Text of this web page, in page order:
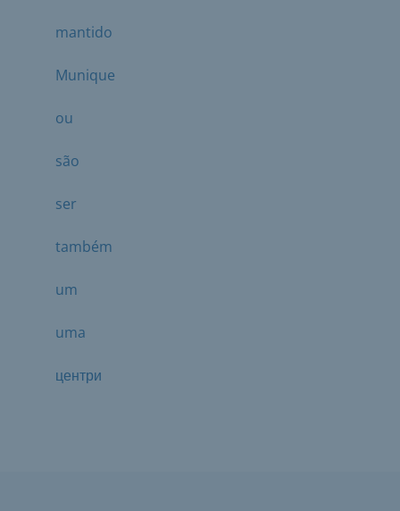
mantido
Munique
ou
são
ser
também
um
uma
центри